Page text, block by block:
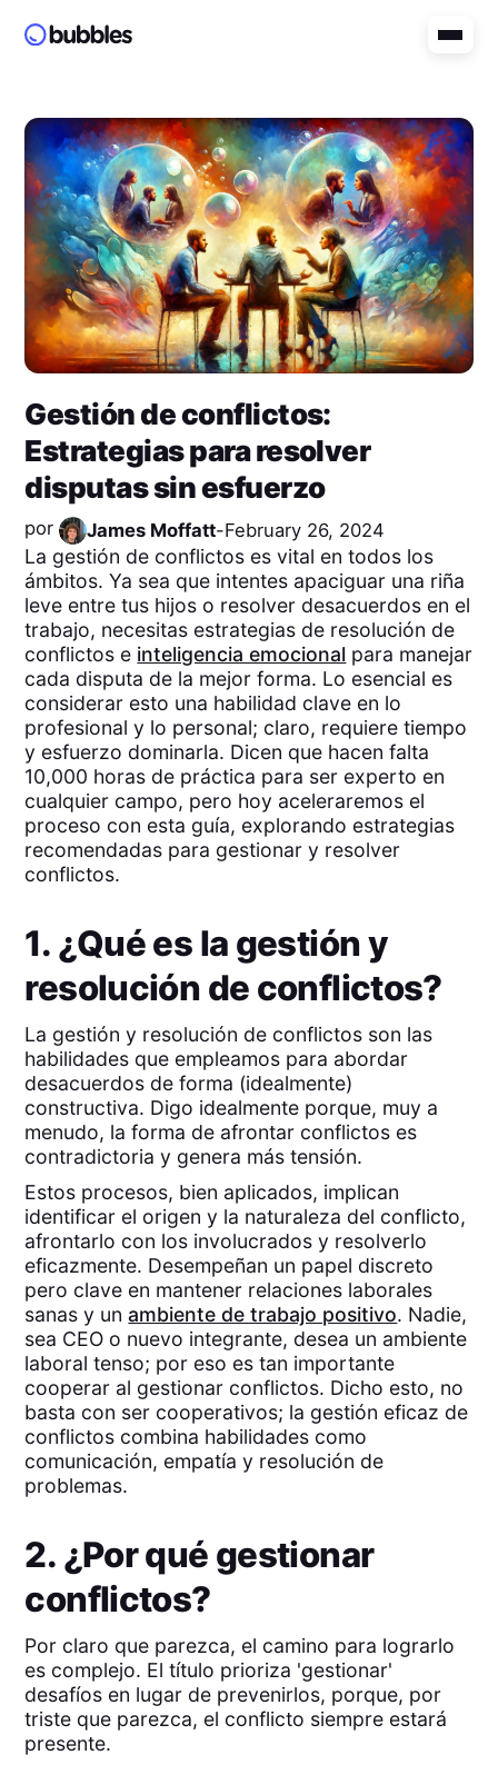
Gestión de conflictos:
Estrategias para resolver
disputas sin esfuerzo
por James Moffatt-February 26, 2024
La gestión de conflictos es vital en todos los
ámbitos. Ya sea que intentes apaciguar una riña
leve entre tus hijos o resolver desacuerdos en el
trabajo, necesitas estrategias de resolución de
conflictos e inteligencia emocional para manejar
cada disputa de la mejor forma. Lo esencial es
considerar esto una habilidad clave en lo
profesional y lo personal; claro, requiere tiempo
y esfuerzo dominarla. Dicen que hacen falta
10,000 horas de práctica para ser experto en
cualquier campo, pero hoy aceleraremos el
proceso con esta guía, explorando estrategias
recomendadas para gestionar y resolver
conflictos.
1. ¿Qué es la gestión y
resolución de conflictos?
La gestión y resolución de conflictos son las
habilidades que empleamos para abordar
desacuerdos de forma (idealmente)
constructiva. Digo idealmente porque, muy a
menudo, la forma de afrontar conflictos es
contradictoria y genera más tensión.
Estos procesos, bien aplicados, implican
identificar el origen y la naturaleza del conflicto,
afrontarlo con los involucrados y resolverlo
eficazmente. Desempeñan un papel discreto
pero clave en mantener relaciones laborales
sanas y unambiente de trabajo positivo. Nadie,
sea CEO o nuevo integrante, desea un ambiente
laboral tenso; por eso es tan importante
cooperar al gestionar conflictos. Dicho esto, no
basta con ser cooperativos; la gestión eficaz de
conflictos combina habilidades como
comunicación, empatía y resolución de
problemas.
2. ¿Por qué gestionar
conflictos?
Por claro que parezca, el camino para lograrlo
es complejo. El título prioriza 'gestionar'
desafíos en lugar de prevenirlos, porque, por
triste que parezca, el conflicto siempre estará
presente.